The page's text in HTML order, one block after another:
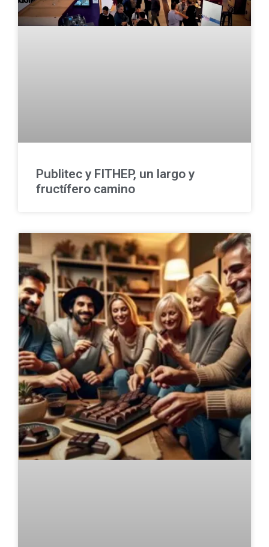
Publitec y FITHEP, un largo y
fructífero camino